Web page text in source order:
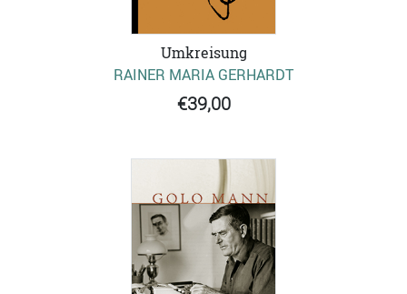
Umkreisung
RAINER MARIA GERHARDT
€39,00